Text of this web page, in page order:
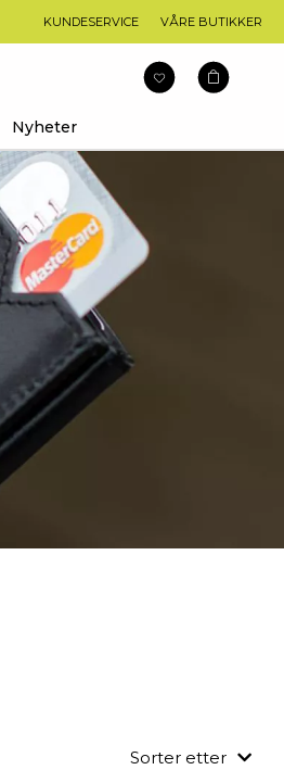
KUNDESERVICE VÅRE BUTIKKER
Nyheter
Sorter etter